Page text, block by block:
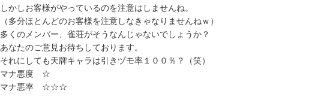
しかしお客様がやっているのを注意はしませんね。
（多分ほとんどのお客様を注意しなきゃなりませんねｗ）
多くのメンバー、雀荘がそうなんじゃないでしょうか？
あなたのご意見お待ちしております。
それにしても天牌キャラは引きヅモ率１００％？（笑）
マナ悪度 ☆
マナ悪率 ☆☆☆